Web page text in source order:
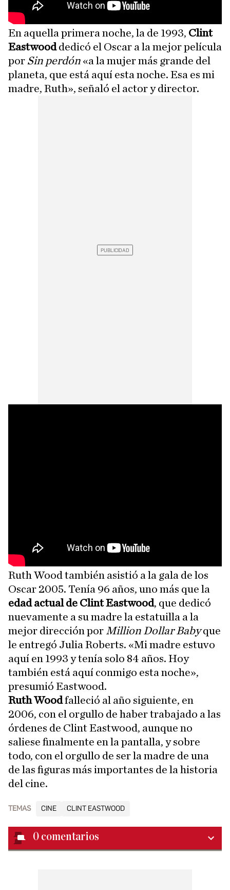
En aquella primera noche, la de 1993, Clint
Eastwooddedicó el Oscar a la mejor película
por Sin perdón «a la mujer más grande del
planeta, que está aquí esta noche. Esa es mi
madre, Ruth», señaló el actor y director.
Ruth Wood también asistió a la gala de los
Oscar 2005. Tenía 96 años, uno más que la
edad actual de Clint Eastwood, que dedicó
nuevamente a su madre la estatuilla a la
mejor dirección por Million Dollar Babyque
le entregó Julia Roberts. «Mi madre estuvo
aquí en 1993 y tenía solo 84 años. Hoy
también está aquí conmigo esta noche»,
presumió Eastwood.
Ruth Woodfalleció al año siguiente, en
2006, con el orgullo de haber trabajado a las
órdenes de Clint Eastwood, aunque no
saliese finalmente en la pantalla, y sobre
todo, con el orgullo de ser la madre de una
de las figuras más importantes de la historia
del cine.
TEMAS CINE CLINT EASTWOOD
0 comentarios